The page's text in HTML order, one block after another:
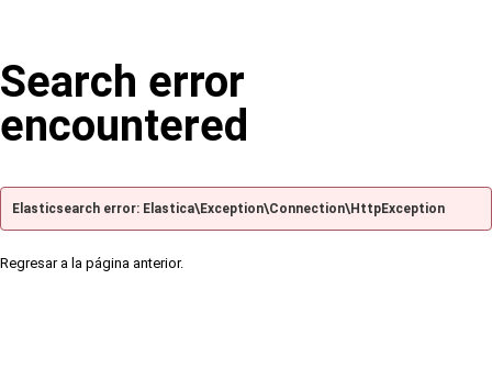
Search error
encountered
Elasticsearch error: Elastica\Exception\Connection\HttpException
Regresar a la página anterior.